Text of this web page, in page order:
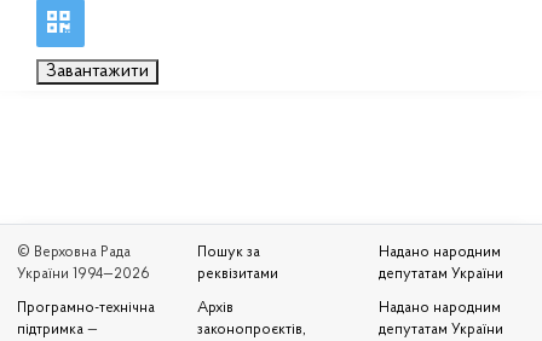
Завантажити
© Верховна Рада
України 1994—2026
Програмно-технічна
підтримка —
Пошук за
реквізитами
Архів
законопроєктів,
Надано народним
депутатам України
Надано народним
депутатам України